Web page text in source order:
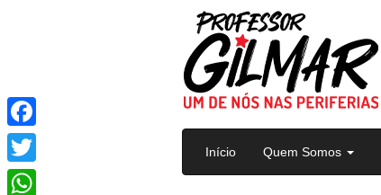
Pular para o conteúdo
Início Quem Somos
Facebook
Twitter